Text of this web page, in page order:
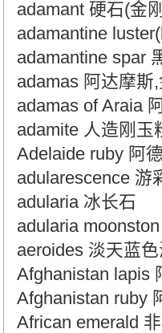
adamant 硬石(金
adamantine
adamantine spar
adamas 阿达摩斯
adamas of Araia
adamite 人造刚玉
Adelaide ruby 阿
adularescence 游
adularia 冰长石
adularia
aeroides 淡天蓝
Afghanistan lapis
Afghanistan ruby
African emerald